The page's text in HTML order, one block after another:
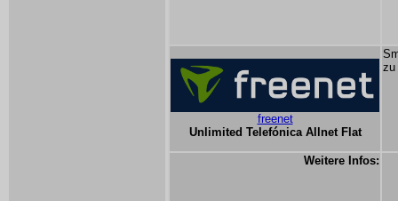
freenet
Unlimited Telefónica Allnet Flat
zu
Weitere Infos: